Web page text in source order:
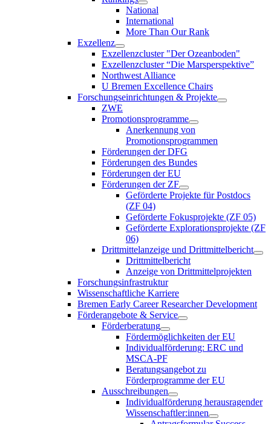
National
International
More Than Our Rank
Exzellenz
Exzellenzcluster "Der Ozeanboden"
Exzellenzcluster “Die Marsperspektive”
Northwest Alliance
U Bremen Excellence Chairs
Forschungseinrichtungen & Projekte
ZWE
Promotionsprogramme
Anerkennung von
Promotionsprogrammen
Förderungen der DFG
Förderungen des Bundes
Förderungen der EU
Förderungen der ZF
Geförderte Projekte für Postdocs
(ZF 04)
Geförderte Fokusprojekte (ZF 05)
Geförderte Explorationsprojekte (ZF
06)
Drittmittelanzeige und Drittmittelbericht
Drittmittelbericht
Anzeige von Drittmittelprojekten
Forschungsinfrastruktur
Wissenschaftliche Karriere
Bremen Early Career Researcher Development
Förderangebote & Service
Förderberatung
Fördermöglichkeiten der EU
Individualförderung: ERC und
MSCA-PF
Beratungsangebot zu
Förderprogramme der EU
Ausschreibungen
Individualförderung herausragender
Wissenschaftler:innen